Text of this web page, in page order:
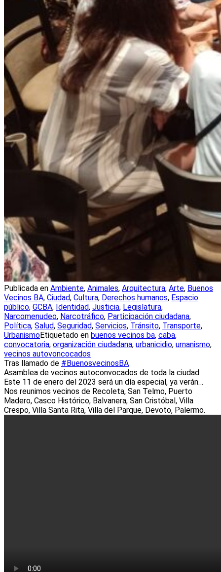
Publicada en Ambiente, Animales, Arquitectura, Arte, Buenos
Vecinos BA, Ciudad, Cultura, Derechos humanos, Espacio
público, GCBA, Identidad, Justicia, Legislatura,
Narcomenudeo, Narcotráfico, Participación ciudadana,
Política, Salud, Seguridad, Servicios, Tránsito, Transporte,
UrbanismoEtiquetado en buenos vecinos ba, caba,
convocatoria, organización ciudadana, urbanicidio, urnanismo,
vecinos autovoncocados
Tras llamado de #BuenosvecinosBA
Asamblea de vecinos autoconvocados de toda la ciudad
Este 11 de enero del 2023 será un día especial, ya verán…
Nos reunimos vecinos de Recoleta, San Telmo, Puerto
Madero, Casco Histórico, Balvanera, San Cristóbal, Villa
Crespo, Villa Santa Rita, Villa del Parque, Devoto, Palermo.